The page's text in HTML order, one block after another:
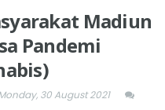
Madiun
Pandemi
30 August 2021